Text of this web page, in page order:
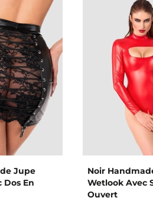
Jupe
Dos En
Noir
Wetlook Avec
Ouvert